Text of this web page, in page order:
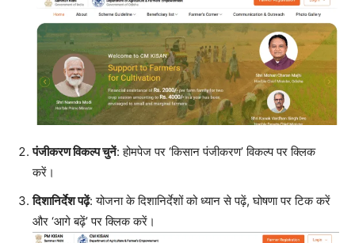
पंजीकरण विकल्प चुनें: होमपेज पर ‘किसान पंजीकरण’ विकल्प पर क्लिक
करें।
दिशानिर्देश पढ़ें: योजना के दिशानिर्देशों को ध्यान से पढ़ें, घोषणा पर टिक करें
और ‘आगे बढ़ें’ पर क्लिक करें।